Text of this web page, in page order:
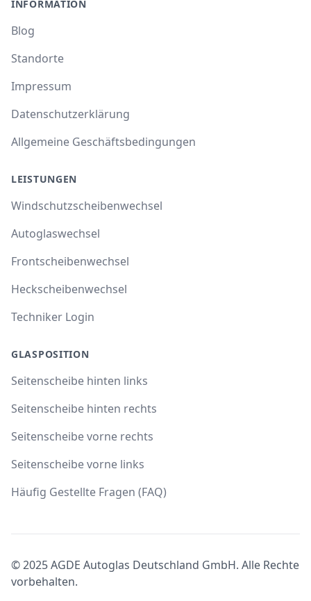
INFORMATION
Blog
Standorte
Impressum
Datenschutzerklärung
Allgemeine Geschäftsbedingungen
LEISTUNGEN
Windschutzscheibenwechsel
Autoglaswechsel
Frontscheibenwechsel
Heckscheibenwechsel
Techniker Login
GLASPOSITION
Seitenscheibe hinten links
Seitenscheibe hinten rechts
Seitenscheibe vorne rechts
Seitenscheibe vorne links
Häufig Gestellte Fragen (FAQ)
© 2025 AGDE Autoglas Deutschland GmbH. Alle Rechte
vorbehalten.